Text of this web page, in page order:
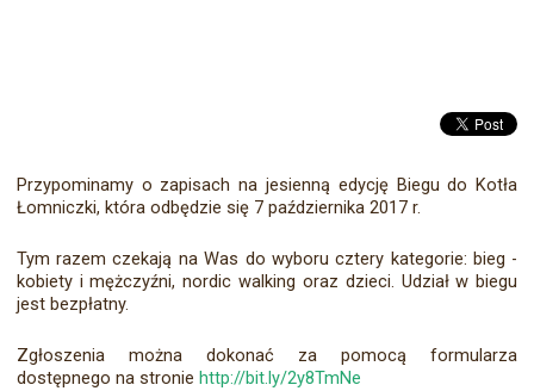
Przypominamy o zapisach na jesienną edycję Biegu do Kotła
Łomniczki, która odbędzie się 7 października 2017 r.
Tym razem czekają na Was do wyboru cztery kategorie: bieg -
kobiety i mężczyźni, nordic walking oraz dzieci. Udział w biegu
jest bezpłatny.
Zgłoszenia można dokonać za pomocą formularza
dostępnego na stronie http://bit.ly/2y8TmNe